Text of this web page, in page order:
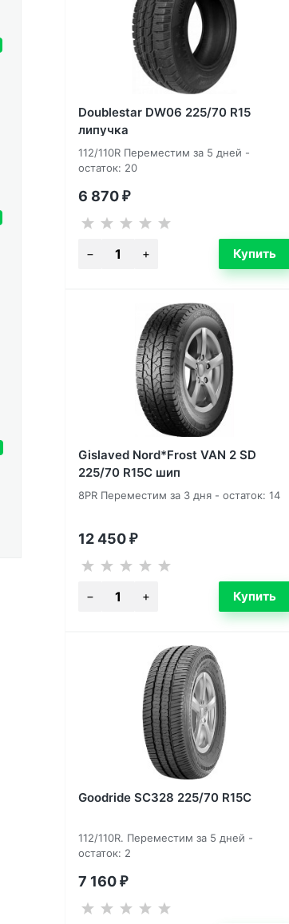
Doublestar DW06 225/70 R15
липучка
112/110R Переместим за 5 дней -
остаток: 20
6 870 ₽
Gislaved Nord*Frost VAN 2 SD
225/70 R15C шип
8PR Переместим за 3 дня - остаток: 14
12 450 ₽
Goodride SC328 225/70 R15C
112/110R. Переместим за 5 дней -
остаток: 2
7 160 ₽